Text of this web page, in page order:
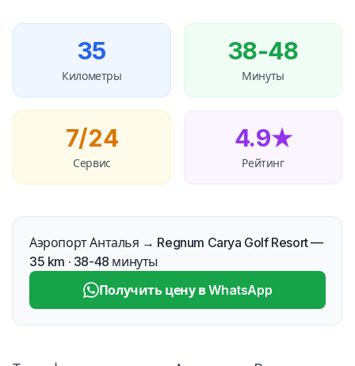
35
Километры
38-48
Минуты
7/24
Сервис
4.9★
Рейтинг
Аэропорт Анталья → Regnum Carya Golf Resort —
35 km · 38-48 минуты
Получить цену в WhatsApp